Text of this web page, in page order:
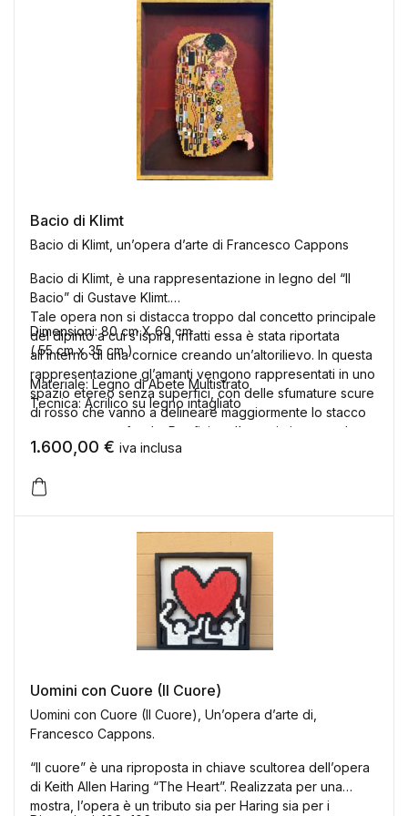
Registrazione
Creare un account
Bacio di Klimt
Bacio di Klimt, un’opera d’arte di Francesco Cappons
Bacio di Klimt, è una rappresentazione in legno del “Il
Bacio” di Gustave Klimt.
Tale opera non si distacca troppo dal concetto principale
del dipinto a cui s’ispira, infatti essa è stata riportata
all’interno di una cornice creando un’altorilievo. In questa
rappresentazione gl’amanti vengono rappresentati in uno
spazio etereo senza superfici, con delle sfumature scure
di rosso che vanno a delineare maggiormente lo stacco
tra soggetto e sfondo. Per finire gl’amanti ci sono volute
in totale 40 ore di pitturazione, volendo calcolare anche
complessive
Dimensioni: 80 cm X 60 cm
( 55 cm x 35 cm )
Materiale: Legno di Abete Multistrato
Tecnica: Acrilico su legno intagliato
1.600,00 € iva inclusa
Uomini con Cuore (Il Cuore)
Uomini con Cuore (Il Cuore), Un’opera d’arte di,
Francesco Cappons.
“Il cuore” è una riproposta in chiave scultorea dell’opera
di Keith Allen Haring “The Heart”. Realizzata per una
mostra, l’opera è un tributo sia per Haring sia per i